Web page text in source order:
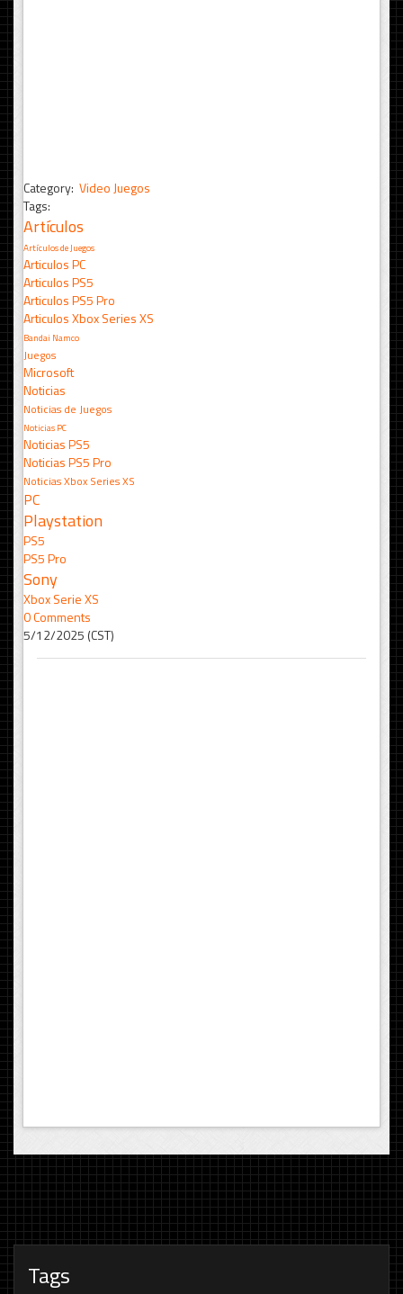
Category: Video Juegos
Tags:
Artículos
Artículos de Juegos
Articulos PC
Articulos PS5
Articulos PS5 Pro
Articulos Xbox Series XS
Bandai Namco
Juegos
Microsoft
Noticias
Noticias de Juegos
Noticias PC
Noticias PS5
Noticias PS5 Pro
Noticias Xbox Series XS
PC
Playstation
PS5
PS5 Pro
Sony
Xbox Serie XS
0 Comments
5/12/2025 (CST)
Tags